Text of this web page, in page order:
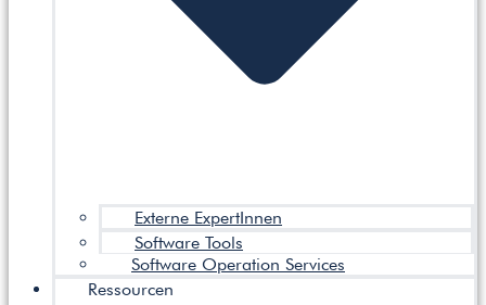
Externe ExpertInnen
Software Tools
Software Operation Services
Ressourcen